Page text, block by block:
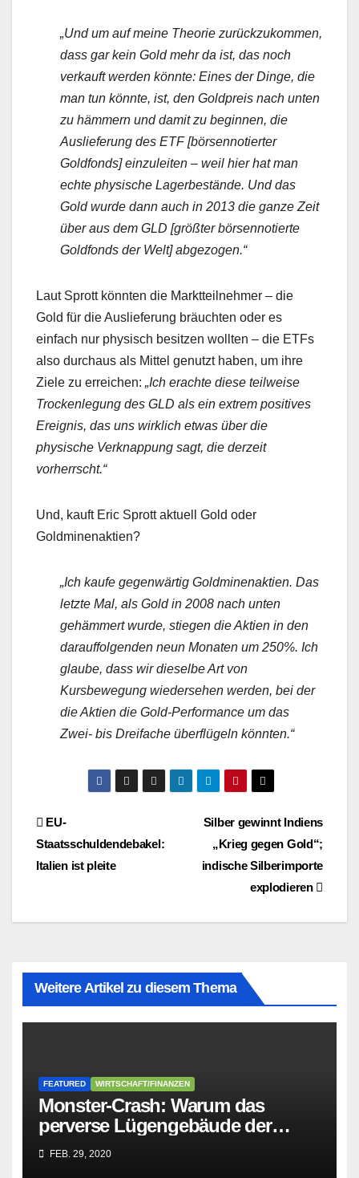
„Und um auf meine Theorie zurückzukommen,
dass gar kein Gold mehr da ist, das noch
verkauft werden könnte: Eines der Dinge, die
man tun könnte, ist, den Goldpreis nach unten
zu hämmern und damit zu beginnen, die
Auslieferung des ETF [börsennotierter
Goldfonds] einzuleiten – weil hier hat man
echte physische Lagerbestände. Und das
Gold wurde dann auch in 2013 die ganze Zeit
über aus dem GLD [größter börsennotierte
Goldfonds der Welt] abgezogen.“
Laut Sprott könnten die Marktteilnehmer – die
Gold für die Auslieferung bräuchten oder es
einfach nur physisch besitzen wollten – die ETFs
also durchaus als Mittel genutzt haben, um ihre
Ziele zu erreichen: „Ich erachte diese teilweise
Trockenlegung des GLD als ein extrem positives
Ereignis, das uns wirklich etwas über die
physische Verknappung sagt, die derzeit
vorherrscht.“
Und, kauft Eric Sprott aktuell Gold oder
Goldminenaktien?
„Ich kaufe gegenwärtig Goldminenaktien. Das
letzte Mal, als Gold in 2008 nach unten
gehämmert wurde, stiegen die Aktien in den
darauffolgenden neun Monaten um 250%. Ich
glaube, dass wir dieselbe Art von
Kursbewegung wiedersehen werden, bei der
die Aktien die Gold-Performance um das
Zwei- bis Dreifache überflügeln könnten.“
BeitragsnavigationSilber gewinnt Indiens
„Krieg gegen Gold“;
indische Silberimporte
explodieren
EU-
Staatsschuldendebakel:
Italien ist pleite
Weitere Artikel zu diesem Thema
FEATURED WIRTSCHAFT/FINANZEN
Monster-Crash: Warum das
perverse Lügengebäude der
Sozialisten in sich
zusammenbricht!
FEB. 29, 2020